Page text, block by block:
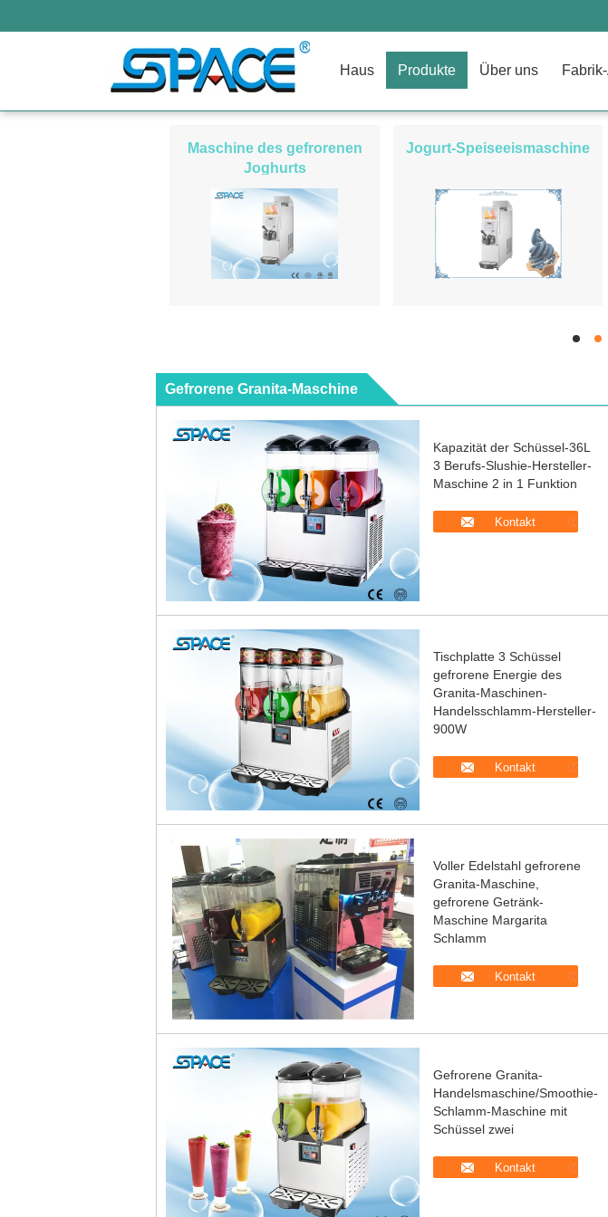
Haus Produkte Über uns
Maschine des gefrorenen
Joghurts
Jogurt-Speiseeismaschine
Gefrorene Granita-Maschine
Kapazität der Schüssel-36L
3 Berufs-Slushie-Hersteller-
Maschine 2 in 1 Funktion
Kontakt
Tischplatte 3 Schüssel
gefrorene Energie des
Granita-Maschinen-
Handelsschlamm-Hersteller-
900W
Kontakt
Voller Edelstahl gefrorene
Granita-Maschine,
gefrorene Getränk-
Maschine Margarita
Schlamm
Kontakt
Gefrorene Granita-
Handelsmaschine/Smoothie-
Schlamm-Maschine mit
Schüssel zwei
Kontakt